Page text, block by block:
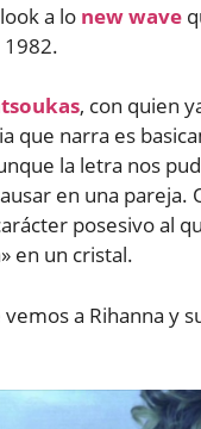
a lo new wave
, con quien
que narra es
la letra nos
en una pareja.
posesivo al
en un cristal.
a Rihanna y